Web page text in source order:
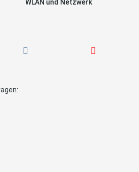
WLAN und Netzwerk